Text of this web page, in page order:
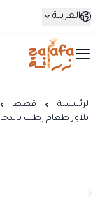
العربية
زرافة
الرئيسية قطط
ابلاوز طعام رطب بالدجاج و